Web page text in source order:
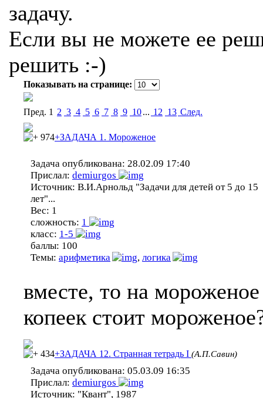
задачу.
Если вы не можете ее
решить :-)
Показывать на странице:
Пред. 1 2 3 4 5 6 7 8 9 10... 12 13 Cлед.
974+ЗАДАЧА 1. Мороженое
Задача опубликована: 28.02.09 17:40
Прислал: demiurgos
Источник: В.И.Арнольд "Задачи для детей от 5 до 15
лет"...
Вес: 1
сложность: 1
класс: 1-5
баллы: 100
Темы: арифметика , логика
вместе, то на
копеек стоит
434+ЗАДАЧА 12. Странная тетрадь I (А.П.Савин)
Задача опубликована: 05.03.09 16:35
Прислал: demiurgos
Источник: "Квант", 1987